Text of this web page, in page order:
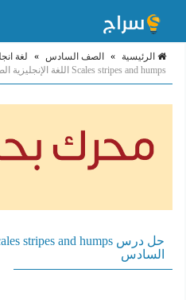
الرئيسية » الصف السادس » لغة
Scales stripes and humps اللغة الإنجليزية الصف السادس
السادس